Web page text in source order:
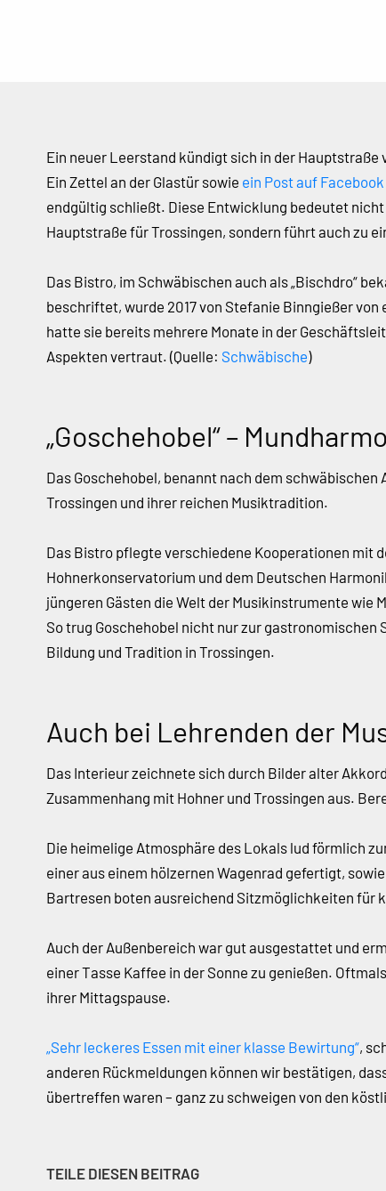
Ein neuer Leerstand kündigt sich in der Hauptstraße
Ein Zettel an der Glastür sowie ein Post auf Facebook
endgültig schließt. Diese Entwicklung bedeutet
Hauptstraße für Trossingen, sondern führt auch zu
Das Bistro, im Schwäbischen auch als „Bischdro“
beschriftet, wurde 2017 von Stefanie Binngießer
hatte sie bereits mehrere Monate in der
Aspekten vertraut. (Quelle: Schwäbische)
„Goschehobel“ –
Das Goschehobel, benannt nach dem
Trossingen und ihrer reichen Musiktradition.
Das Bistro pflegte verschiedene Kooperationen mit
Hohnerkonservatorium und dem Deutschen
jüngeren Gästen die Welt der Musikinstrumente wie
So trug Goschehobel nicht nur zur
Bildung und Tradition in Trossingen.
Auch bei Lehrenden der
Das Interieur zeichnete sich durch Bilder alter
Zusammenhang mit Hohner und Trossingen aus.
Die heimelige Atmosphäre des Lokals lud förmlich
einer aus einem hölzernen Wagenrad gefertigt,
Bartresen boten ausreichend Sitzmöglichkeiten für
Auch der Außenbereich war gut ausgestattet und
einer Tasse Kaffee in der Sonne zu genießen.
ihrer Mittagspause.
„Sehr leckeres Essen mit einer klasse Bewirtung“,
anderen Rückmeldungen können wir bestätigen,
übertreffen waren – ganz zu schweigen von den
TEILE DIESEN BEITRAG